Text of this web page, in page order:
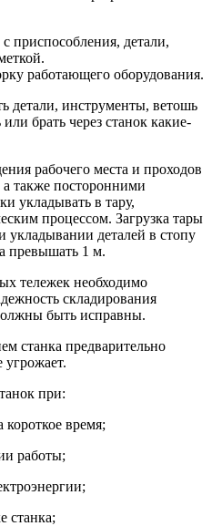
детали,
работающего оборудования.
детали, инструменты, ветошь
брать через станок какие-
рабочего места и проходов
а также посторонними
укладывать в тару,
процессом. Загрузка тары
укладывании деталей в стопу
превышать 1 м.
тележек необходимо
складирования
быть исправны.
станка предварительно
угрожает.
при:
время;
работы;